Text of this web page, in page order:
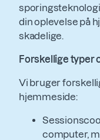
din oplevelse på
skadelige.
Forskellige typer
Vi bruger
hjemmeside:
computer,